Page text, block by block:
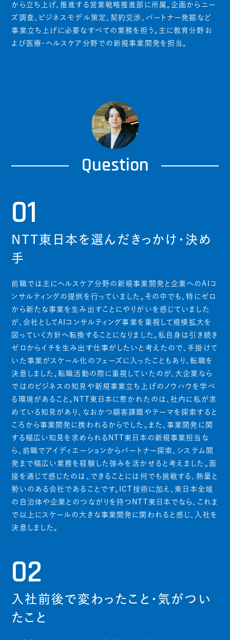
から立ち上げ、推進する営業戦略推進部に所属。企画からニー
ズ調査、ビジネスモデル策定、契約交渉、パートナー発掘など
事業立ち上げに必要なすべての業務を担う。主に教育分野お
よび医療・ヘルスケア分野での新規事業開発を担当。
Question
01
NTT東日本を選んだきっかけ・決め
手
前職では主にヘルスケア分野の新規事業開発と企業へのAIコ
ンサルティングの提供を行っていました。その中でも、特にゼロ
から新たな事業を生み出すことにやりがいを感じていました
が、会社としてAIコンサルティング事業を重視して規模拡大を
図っていく方針へ転換することになりました。私自身は引き続き
ゼロからイチを生み出す仕事がしたいと考えたので、手掛けて
いた事業がスケール化のフェーズに入ったこともあり、転職を
決意しました。転職活動の際に重視していたのが、大企業なら
ではのビジネスの知見や新規事業立ち上げのノウハウを学べ
る環境があること。NTT東日本に惹かれたのは、社内に私が求
めている知見があり、なおかつ顧客課題やテーマを探索すると
ころから事業開発に携われるからでした。また、事業開発に関
する幅広い知見を求められるNTT東日本の新規事業担当な
ら、前職でアイディエーションからパートナー探索、システム開
発まで幅広い業務を経験した強みを活かせると考えました。面
接を通じて感じたのは、できることには何でも挑戦する、熱量と
勢いのある会社であることです。ICT技術に加え、東日本全域
の自治体や企業とのつながりを持つNTT東日本でなら、これま
で以上にスケールの大きな事業開発に関われると感じ、入社を
決意しました。
02
入社前後で変わったこと・気がつい
たこと